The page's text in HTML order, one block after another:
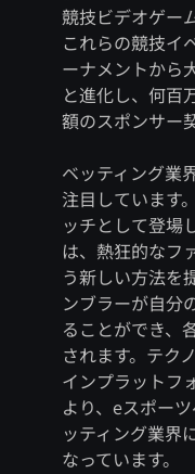
競技ビデオゲー
これらの競技イ
ーナメントから
と進化し、何百
額のスポンサー
ベッティング業
注目しています
ッチとして登場
は、熱狂的なフ
う新しい方法を
ンブラーが自分
ることができ、
されます。テク
インプラットフ
より、eスポー
ッティング業界
なっています。